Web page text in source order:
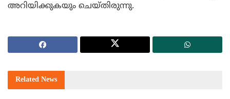
അറിയിക്കുകയും ചെയ്തിരുന്നു.
Related News